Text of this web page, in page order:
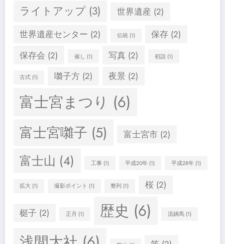
ライトアップ (3) 世界遺産 (2)
世界遺産センター (2) 伝統(1) 保存 (2)
保存会 (2) 催し (1) 写真 (2) 初詣(1)
古式 (1) 囃子方(2) 夜景 (2)
富士宮まつり (6)
富士宮囃子 (5) 富士宮市(2)
富士山 (4) 工事(1) 平成20年 (1) 平成28年(1)
拡大 (1) 撮影ポイント (1) 整列 (1) 桜(2)
梃子 (2) 正月 (1) 歴史 (6) 流鏑馬(1)